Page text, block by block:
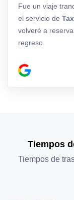
Fue un viaje
el servicio de
volveré a
regreso.
Tiempos
Tiempos de